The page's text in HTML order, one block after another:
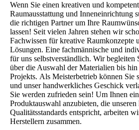
Wenn Sie einen kreativen und
Raumausstattung und Inneneinrichtung
die richtigen Partner um Ihre
lassen! Seit vielen Jahren stehen wir
Fachwissen für kreative Raumkonzepte
Lösungen. Eine fachmännische und
für uns selbstverständlich. Wir begleiten
über die Auswahl der Materialien bis
Projekts. Als Meisterbetrieb können Sie
und unser handwerkliches Geschick
Sie werden zufrieden sein! Um Ihnen
Produktauswahl anzubieten, die unseren
Qualitätsstandards entspricht, arbeiten
Herstellern zusammen.